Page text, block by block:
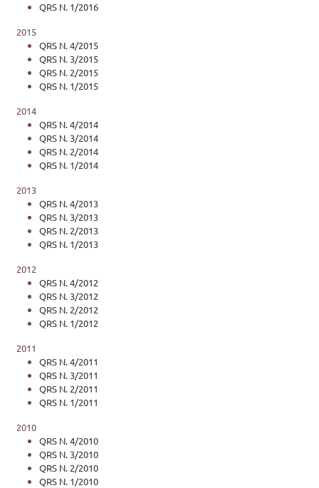
QRS N. 1/2016
2015
QRS N. 4/2015
QRS N. 3/2015
QRS N. 2/2015
QRS N. 1/2015
2014
QRS N. 4/2014
QRS N. 3/2014
QRS N. 2/2014
QRS N. 1/2014
2013
QRS N. 4/2013
QRS N. 3/2013
QRS N. 2/2013
QRS N. 1/2013
2012
QRS N. 4/2012
QRS N. 3/2012
QRS N. 2/2012
QRS N. 1/2012
2011
QRS N. 4/2011
QRS N. 3/2011
QRS N. 2/2011
QRS N. 1/2011
2010
QRS N. 4/2010
QRS N. 3/2010
QRS N. 2/2010
QRS N. 1/2010